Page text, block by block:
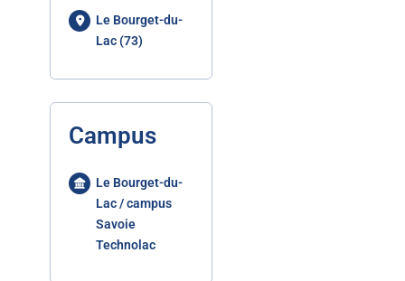
Le Bourget-du-
Lac (73)
Campus
Le Bourget-du-
Lac / campus
Savoie
Technolac